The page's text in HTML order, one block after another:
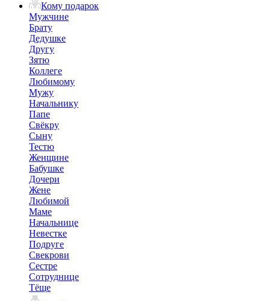
Кому подарок
Мужчине
Брату
Дедушке
Другу
Зятю
Коллеге
Любимому
Мужу
Начальнику
Папе
Свёкру
Сыну
Тестю
Женщине
Бабушке
Дочери
Жене
Любимой
Маме
Начальнице
Невестке
Подруге
Свекрови
Сестре
Сотруднице
Тёще